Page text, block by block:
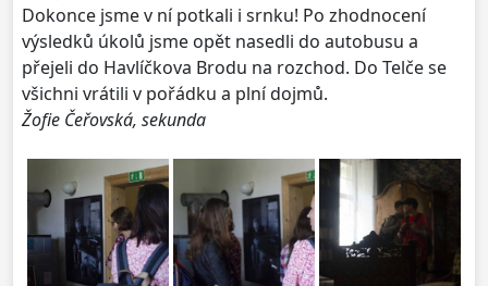
Dokonce jsme v ní potkali i srnku! Po zhodnocení
výsledků úkolů jsme opět nasedli do autobusu a
přejeli do Havlíčkova Brodu na rozchod. Do Telče se
všichni vrátili v pořádku a plní dojmů.
Žofie Čeřovská, sekunda